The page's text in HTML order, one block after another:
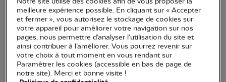
établi par la LPO l’année précédente…
Les élèves de l’école Georges Brassens se
mobilisent pour les abeilles sauvages. La
classe a fabriqué des petits abris pour l’osmie
cornue, une abeille sauvage qui pond dans les
tiges creuses. Bambous et bûches percées,
meilleure expérience possible. En cliquant sur « Accepter
et fermer », vous autorisez le stockage de cookies sur
votre appareil pour améliorer votre navigation sur nos
pages, nous permettre d’analyser l’utilisation du site et
ainsi contribuer à l’améliorer. Vous pourrez revenir sur
votre choix à tout moment en vous rendant sur
Paramétrer les cookies (accessible en bas de page de
notre site). Merci et bonne visite !